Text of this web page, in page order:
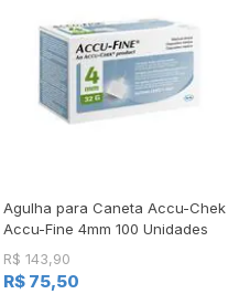
Agulha para Caneta Accu-Chek
Accu-Fine 4mm 100 Unidades
R$ 143,90
R$ 75,50